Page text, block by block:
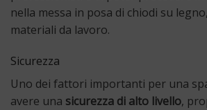
nella messa in posa di chiodi su
materiali da lavoro.
Sicurezza
Uno dei fattori importanti per una
avere una sicurezza di alto livello,